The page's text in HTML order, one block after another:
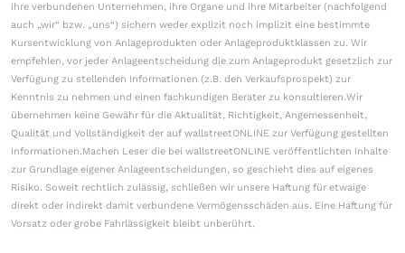
ihre verbundenen Unternehmen, ihre Organe und ihre Mitarbeiter (nachfolgend
auch „wir“ bzw. „uns“) sichern weder explizit noch implizit eine bestimmte
Kursentwicklung von Anlageprodukten oder Anlageproduktklassen zu. Wir
empfehlen, vor jeder Anlageentscheidung die zum Anlageprodukt gesetzlich zur
Verfügung zu stellenden Informationen (z.B. den Verkaufsprospekt) zur
Kenntnis zu nehmen und einen fachkundigen Berater zu konsultieren.Wir
übernehmen keine Gewähr für die Aktualität, Richtigkeit, Angemessenheit,
Qualität und Vollständigkeit der auf wallstreetONLINE zur Verfügung gestellten
Informationen.Machen Leser die bei wallstreetONLINE veröffentlichten Inhalte
zur Grundlage eigener Anlageentscheidungen, so geschieht dies auf eigenes
Risiko. Soweit rechtlich zulässig, schließen wir unsere Haftung für etwaige
direkt oder indirekt damit verbundene Vermögensschäden aus. Eine Haftung für
Vorsatz oder grobe Fahrlässigkeit bleibt unberührt.